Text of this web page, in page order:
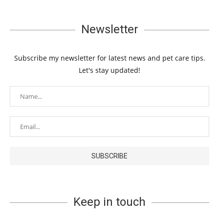
Newsletter
Subscribe my newsletter for latest news and pet care tips.
Let's stay updated!
Keep in touch